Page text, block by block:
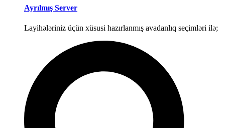
Ayrılmış Server
Layihələriniz üçün xüsusi hazırlanmış avadanlıq seçimləri ilə;